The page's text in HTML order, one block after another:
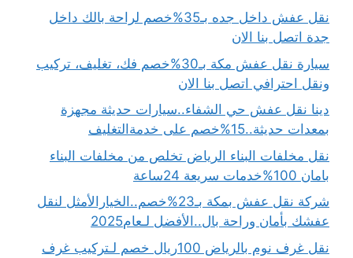
نقل عفش داخل جده بـ35%خصم لراحة بالك داخل
جدة اتصل بنا الان
سيارة نقل عفش مكة بـ30%خصم فك، تغليف، تركيب
ونقل احترافي اتصل بنا الان
دينا نقل عفش حي الشفاء..سيارات حديثة مجهزة
بمعدات حديثة..15%خصم على خدمةالتغليف
نقل مخلفات البناء الرياض تخلص من مخلفات البناء
بامان 100%خدمات سريعة 24ساعة
شركة نقل عفش بمكة بـ23%خصم..الخيارالأمثل لنقل
عفشك بأمان وراحة بال..الأفضل لـعام2025
نقل غرف نوم بالرياض 100ريال خصم لـتركيب غرف